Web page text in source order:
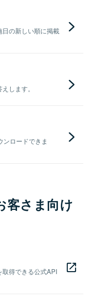
の新しい順に掲載
します。
ンロードできま
客さま向け
得できる公式API